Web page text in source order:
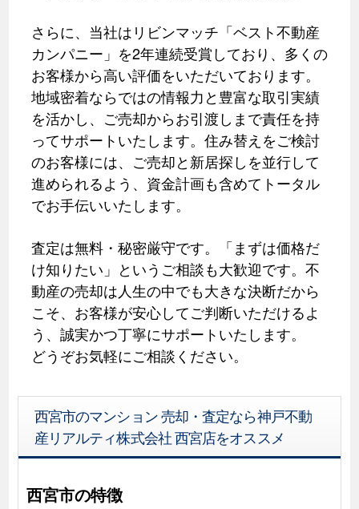
さらに、当社はリビンマッチ「ベスト不動産
カンパニー」を2年連続受賞しており、多くの
お客様から高い評価をいただいております。
地域密着ならではの情報力と豊富な取引実績
を活かし、ご売却からお引渡しまで責任を持
ってサポートいたします。住み替えをご検討
のお客様には、ご売却と新居探しを並行して
進められるよう、資金計画も含めてトータル
でお手伝いいたします。
査定は無料・秘密厳守です。「まずは価格だ
け知りたい」というご相談も大歓迎です。不
動産の売却は人生の中でも大きな決断だから
こそ、お客様が安心してご判断いただけるよ
う、誠実かつ丁寧にサポートいたします。
どうぞお気軽にご相談ください。
西宮市のマンション 売却・査定なら神戸不動
産リアルティ株式会社 西宮店をオススメ
西宮市の特徴